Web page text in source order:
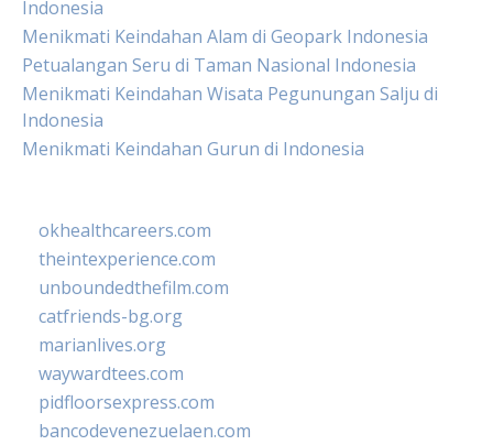
Indonesia
Menikmati Keindahan Alam di Geopark Indonesia
Petualangan Seru di Taman Nasional Indonesia
Menikmati Keindahan Wisata Pegunungan Salju di
Indonesia
Menikmati Keindahan Gurun di Indonesia
okhealthcareers.com
theintexperience.com
unboundedthefilm.com
catfriends-bg.org
marianlives.org
waywardtees.com
pidfloorsexpress.com
bancodevenezuelaen.com